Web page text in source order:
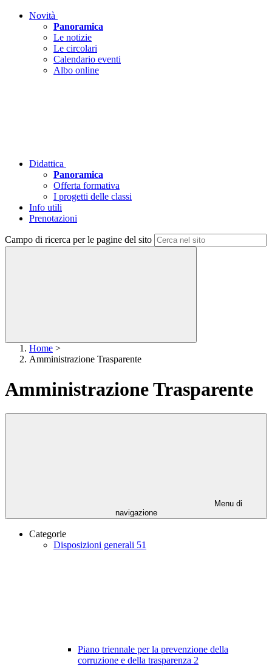
Novità
Panoramica
Le notizie
Le circolari
Calendario eventi
Albo online
Didattica
Panoramica
Offerta formativa
I progetti delle classi
Info utili
Prenotazioni
Campo di ricerca per le pagine del sito
Home >
Amministrazione Trasparente
Amministrazione Trasparente
Menu di
navigazione
Categorie
Disposizioni generali 51
Piano triennale per la prevenzione della
corruzione e della trasparenza 2